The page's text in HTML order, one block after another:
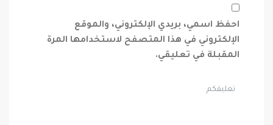
احفظ اسمي، بريدي الإلكتروني، والموقع
الإلكتروني في هذا المتصفح لاستخدامها المرة
المقبلة في تعليقي.